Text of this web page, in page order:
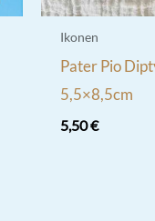
Ikonen
Pater Pio
5,5×8,5cm
5,50€